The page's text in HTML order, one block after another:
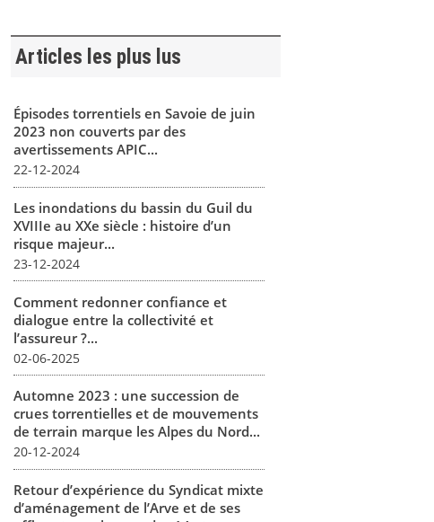
Articles les plus lus
Épisodes torrentiels en Savoie de juin
2023 non couverts par des
avertissements APIC...
22-12-2024
Les inondations du bassin du Guil du
XVIIIe au XXe siècle : histoire d’un
risque majeur...
23-12-2024
Comment redonner confiance et
dialogue entre la collectivité et
l’assureur ?...
02-06-2025
Automne 2023 : une succession de
crues torrentielles et de mouvements
de terrain marque les Alpes du Nord...
20-12-2024
Retour d’expérience du Syndicat mixte
d’aménagement de l’Arve et de ses